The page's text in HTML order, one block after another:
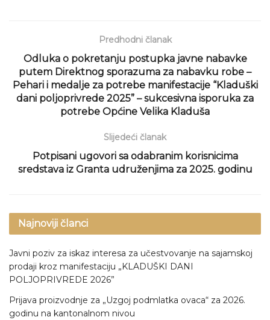
Predhodni članak
Odluka o pokretanju postupka javne nabavke
putem Direktnog sporazuma za nabavku robe –
Pehari i medalje za potrebe manifestacije “Kladuški
dani poljoprivrede 2025” – sukcesivna isporuka za
potrebe Općine Velika Kladuša
Slijedeći članak
Potpisani ugovori sa odabranim korisnicima
sredstava iz Granta udruženjima za 2025. godinu
Najnoviji članci
Javni poziv za iskaz interesa za učestvovanje na sajamskoj
prodaji kroz manifestaciju „KLADUŠKI DANI
POLJOPRIVREDE 2026”
Prijava proizvodnje za „Uzgoj podmlatka ovaca“ za 2026.
godinu na kantonalnom nivou